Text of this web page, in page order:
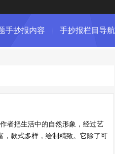
手抄报内容 手抄报栏目导航
者把生活中的自然形象，经过艺
，款式多样，绘制精致。它除了可